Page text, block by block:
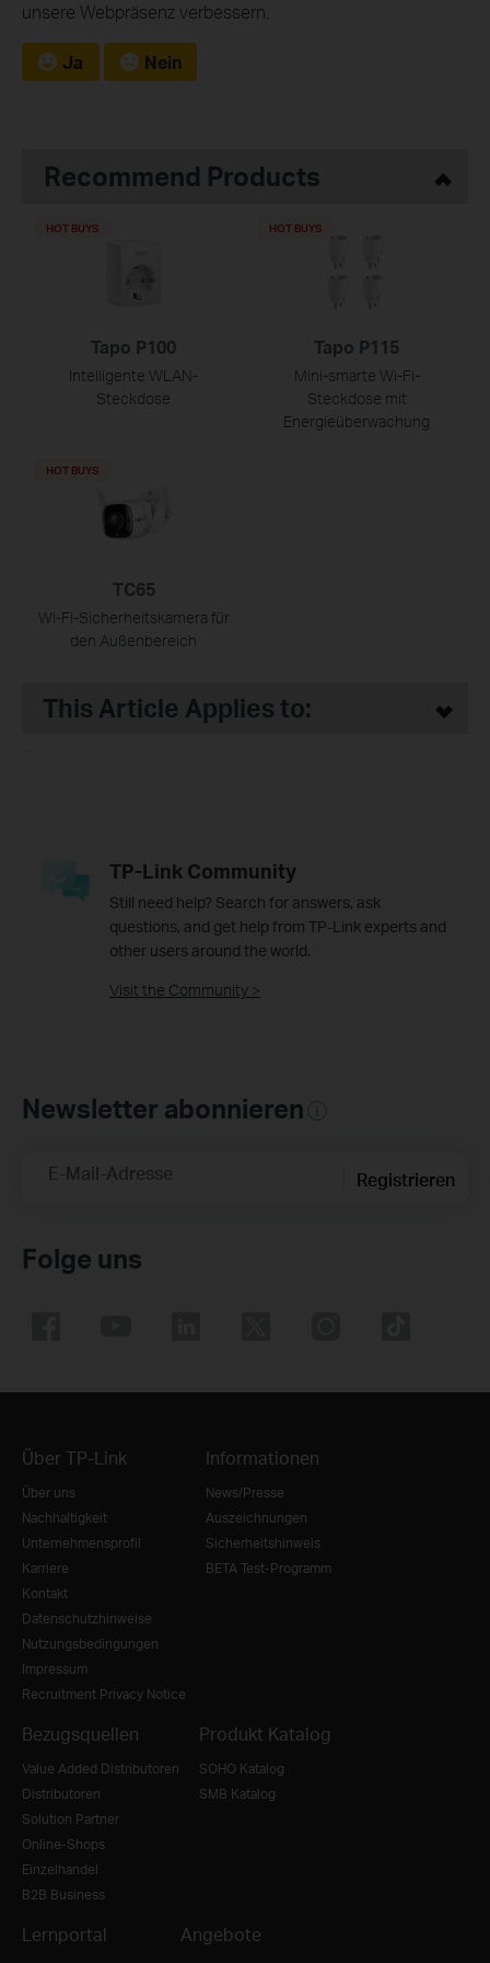
unsere Webpräsenz verbessern.
Ja Nein
Recommend Products
Tapo P100
Intelligente WLAN-
Steckdose
HOT BUYS
Tapo P115
Mini-smarte Wi-Fi-
Steckdose mit
Energieüberwachung
HOT BUYS
TC65
Wi-Fi-Sicherheitskamera für
den Außenbereich
HOT BUYS
This Article Applies to:
TP-Link Community
Still need help? Search for answers, ask
questions, and get help from TP-Link experts and
other users around the world.
Visit the Community >
Newsletter abonnieren
E-Mail-Adresse Registrieren
Folge uns
Über TP-Link
Über uns
Nachhaltigkeit
Unternehmensprofil
Karriere
Kontakt
Datenschutzhinweise
Nutzungsbedingungen
Impressum
Recruitment Privacy Notice
Informationen
News/Presse
Auszeichnungen
Sicherheitshinweis
BETA Test-Programm
Bezugsquellen
Value Added Distributoren
Distributoren
Solution Partner
Online-Shops
Einzelhandel
B2B Business
Produkt Katalog
SOHO Katalog
SMB Katalog
Lernportal Angebote